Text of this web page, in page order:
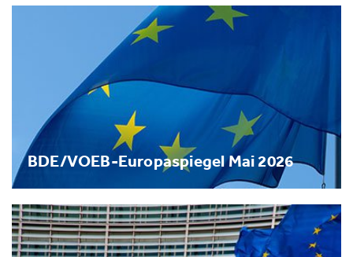
BDE/VOEB-Europaspiegel Mai 2026